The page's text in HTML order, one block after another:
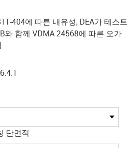
404에 따른 내유성, DEA가 테스트
와 함께 VDMA 24568에 따른 오가
단면적